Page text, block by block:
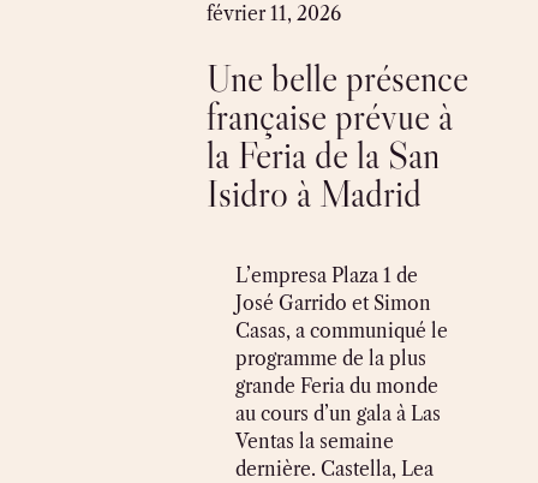
février 11, 2026
Une belle présence
française prévue à
la Feria de la San
Isidro à Madrid
L’empresa Plaza 1 de
José Garrido et Simon
Casas, a communiqué le
programme de la plus
grande Feria du monde
au cours d’un gala à Las
Ventas la semaine
dernière. Castella, Lea